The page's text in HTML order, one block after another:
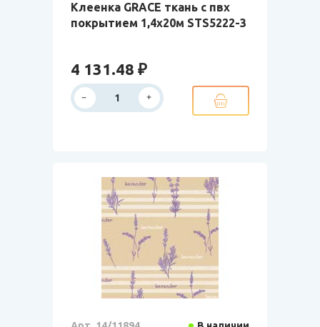
Клеенка GRACE ткань с пвх
покрытием 1,4х20м STS5222-3
4 131.48 ₽